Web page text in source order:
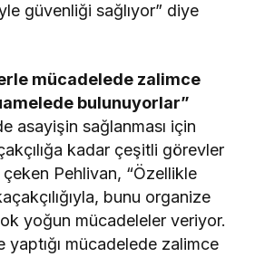
güvenliği sağlıyor” diye
mücadelede zalimce
bulunuyorlar”
asayişin sağlanması için
kadar çeşitli görevler
çeken Pehlivan, “Özellikle
bunu organize
yoğun mücadeleler veriyor.
yaptığı mücadelede zalimce